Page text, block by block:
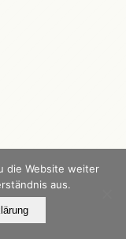
die Website weiter
aus.